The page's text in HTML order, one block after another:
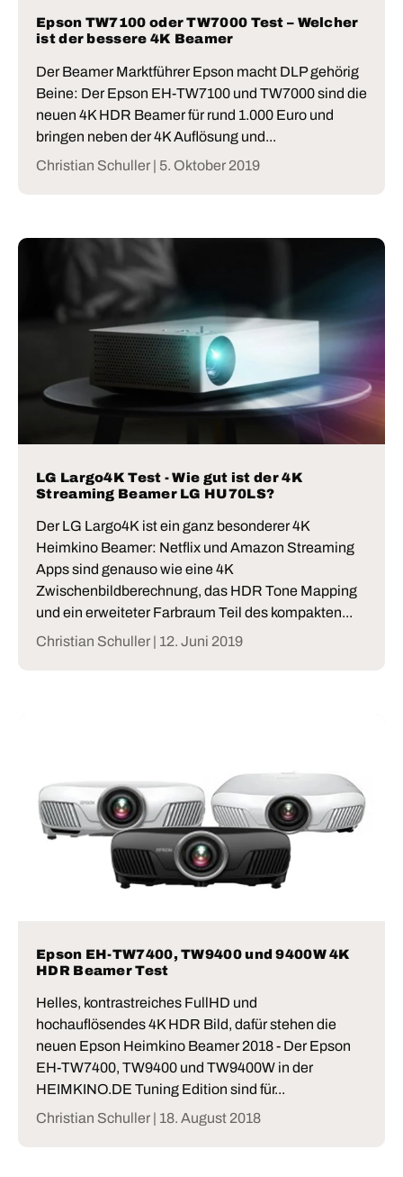
Epson TW7100 oder TW7000 Test – Welcher
ist der bessere 4K Beamer
Der Beamer Marktführer Epson macht DLP gehörig
Beine: Der Epson EH-TW7100 und TW7000 sind die
neuen 4K HDR Beamer für rund 1.000 Euro und
bringen neben der 4K Auflösung und...
Christian Schuller | 5. Oktober 2019
LG Largo4K Test - Wie gut ist der 4K
Streaming Beamer LG HU70LS?
Der LG Largo4K ist ein ganz besonderer 4K
Heimkino Beamer: Netflix und Amazon Streaming
Apps sind genauso wie eine 4K
Zwischenbildberechnung, das HDR Tone Mapping
und ein erweiteter Farbraum Teil des kompakten...
Christian Schuller | 12. Juni 2019
Epson EH-TW7400, TW9400 und 9400W 4K
HDR Beamer Test
Helles, kontrastreiches FullHD und
hochauflösendes 4K HDR Bild, dafür stehen die
neuen Epson Heimkino Beamer 2018 - Der Epson
EH-TW7400, TW9400 und TW9400W in der
HEIMKINO.DE Tuning Edition sind für...
Christian Schuller | 18. August 2018